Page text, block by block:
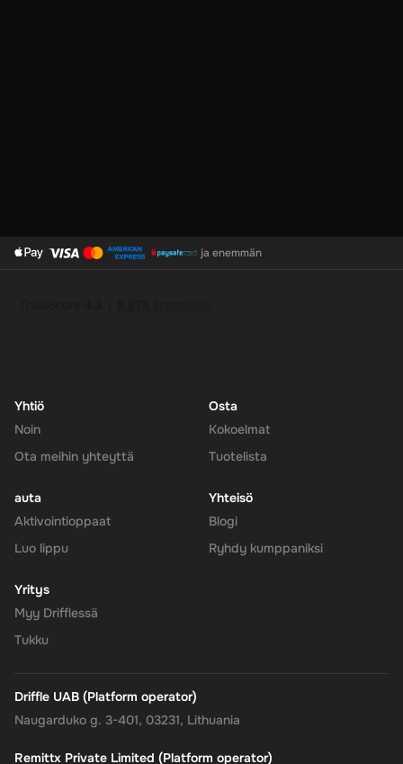
ja enemmän
Yhtiö
Noin
Ota meihin yhteyttä
Osta
Kokoelmat
Tuotelista
auta
Aktivointioppaat
Luo lippu
Yhteisö
Blogi
Ryhdy kumppaniksi
Yritys
Myy Drifflessä
Tukku
Driffle UAB (Platform operator)
Naugarduko g. 3-401, 03231, Lithuania
Remittx Private Limited (Platform operator)